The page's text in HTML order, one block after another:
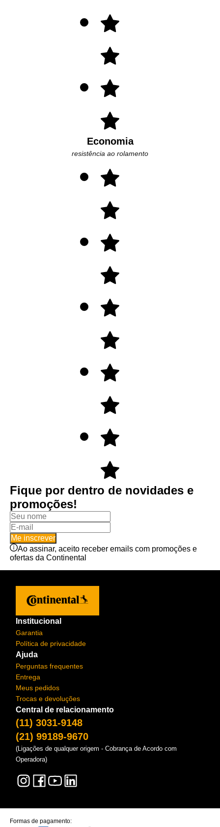
Economia
resistência ao rolamento
Fique por dentro de novidades e
promoções!
Me inscrever
Ao assinar, aceito receber emails com promoções e
ofertas da Continental
Institucional
Garantia
Política de privacidade
Ajuda
Perguntas frequentes
Entrega
Meus pedidos
Trocas e devoluções
Central de relacionamento
(11) 3031-9148
(21) 99189-9670
(Ligações de qualquer origem - Cobrança de Acordo com
Operadora)
Formas de pagamento: